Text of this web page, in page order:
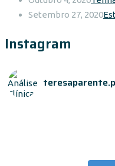
Setembro 27, 2020
Instagram